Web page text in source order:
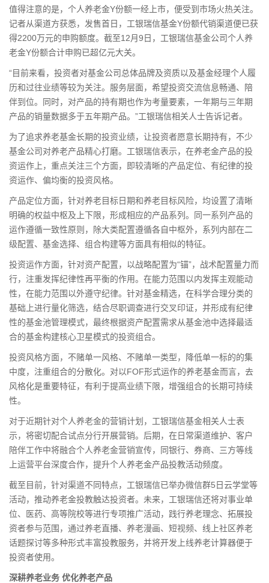
值得注意的是，个人养老金Y份额一经上市，便受到市场火热关注。
记者从渠道方获悉，发售首日，工银瑞信基金Y份额代销渠道便已获
得2200万元的申购额度。截至12月9日，工银瑞信基金公司个人养
老金Y份额合计申购已超亿元大关。
“目前来看，投资者对基金公司总体品牌及资质以及基金经理个人履
历和过往业绩等较为关注。服务层面，希望投资交流信息畅通、陪
伴到位。同时，对产品的持有期也作为考量要素，一年期与三年期
产品的销量数据多于五年期产品。”工银瑞信相关人士告诉记者。
为了追求养老基金长期的投资业绩，让投资者愿意长期持有，不少
基金公司对养老产品精心打磨。工银瑞信表示，在养老金产品的投
资运作上，重点关注三个方面，即较清晰的产品定位、有纪律的投
资运作、偏均衡的投资风格。
产品定位方面，针对养老目标日期和养老目标风险，均设置了清晰
明确的权益中枢及上下限，形成相应的产品系列。同一系列产品的
运作遵循一致性原则，除大类配置遵循各自中枢外，系列内部在二
级配置、基金选择、组合构建等方面具有相似的特征。
投资运作方面，针对资产配置，以战略配置为“锚”，战术配置量力而
行，注重发挥纪律性再平衡的作用。在能力范围以内发挥主观能动
性，在能力范围以外遵守纪律。针对基金精选，在科学合理分类的
基础上进行量化筛选，结合尽职调查进行交叉印证，并形成有纪律
性的基金池管理模式，最终根据资产配置需求从基金池中选择最适
合的基金构建核心卫星模式的投资组合。
投资风格方面，不赌单一风格、不赌单一类型，降低单一标的的集
中度，注重组合的分散化。对以FOF形式运作的养老基金而言，去
风格化是重要特征，有利于提高业绩下限，增强组合的长期可持续
性。
对于近期针对个人养老金的营销计划，工银瑞信基金相关人士表
示，将密切配合试点分行开展营销。后期，在日常渠道维护、客户
陪伴工作中将融合个人养老金营销宣传，同银行、券商、三方等线
上运营平台深度合作，提升个人养老金产品投教活动频度。
截至目前，针对渠道不同特点，工银瑞信已举办微信群5日云学堂等
活动，推动养老金投教触达投资者。未来，工银瑞信还将对事业单
位、医药、高等院校等进行专项推广活动，践行养老理念、拓展投
资者参与范围，通过养老直播、养老漫画、短视频、线上社区养老
话题探讨等多种形式丰富投教服务，并将开发上线养老计算器便于
投资者使用。
深耕养老业务 优化养老产品